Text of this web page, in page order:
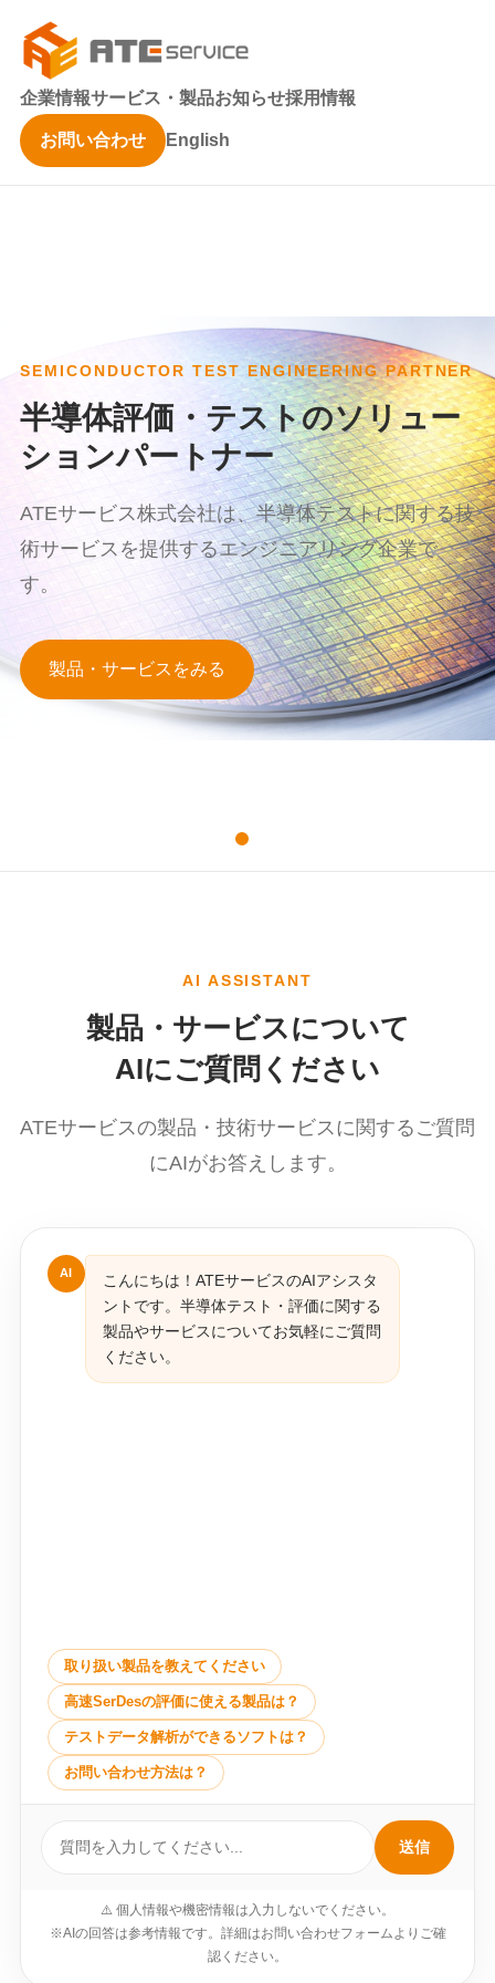
企業情報サービス・製品お知らせ採用情報
お問い合わせ English
SEMICONDUCTOR TEST ENGINEERING PARTNER
半導体評価・テストのソリュー
ションパートナー
ATEサービス株式会社は、半導体テストに関する技
術サービスを提供するエンジニアリング企業で
す。
製品・サービスをみる
AI ASSISTANT
製品・サービスについて
AIにご質問ください
ATEサービスの製品・技術サービスに関するご質問
にAIがお答えします。
AI
こんにちは！ATEサービスのAIアシスタ
ントです。半導体テスト・評価に関する
製品やサービスについてお気軽にご質問
ください。
取り扱い製品を教えてください
高速SerDesの評価に使える製品は？
テストデータ解析ができるソフトは？
お問い合わせ方法は？
送信
⚠️ 個人情報や機密情報は入力しないでください。
※AIの回答は参考情報です。詳細はお問い合わせフォームよりご確
認ください。